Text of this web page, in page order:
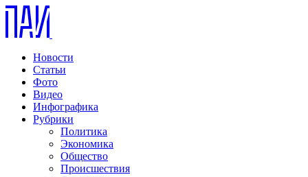
Новости
Статьи
Фото
Видео
Инфографика
Рубрики
Политика
Экономика
Общество
Происшествия